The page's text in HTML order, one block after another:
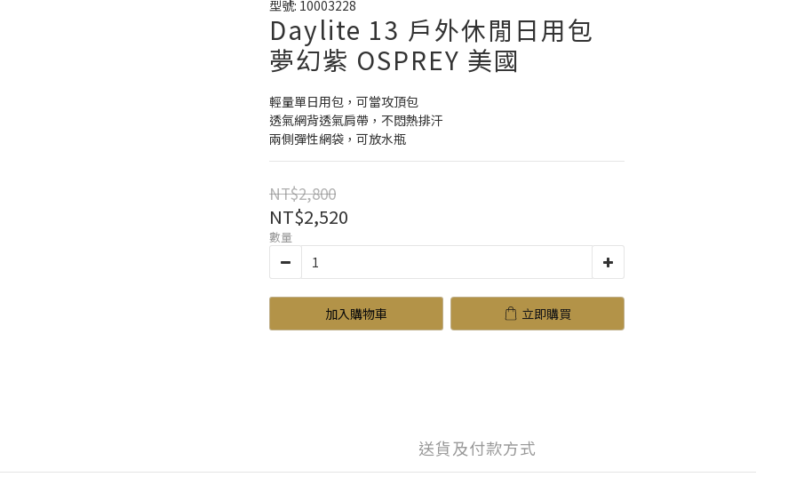
型號: 10003228
Daylite 13 戶外休閒日用包
夢幻紫 OSPREY 美國
輕量單日用包，可當攻頂包
透氣網背透氣肩帶，不悶熱排汗
兩側彈性網袋，可放水瓶
NT$2,800
NT$2,520
數量
加入購物車 立即購買
送貨及付款方式